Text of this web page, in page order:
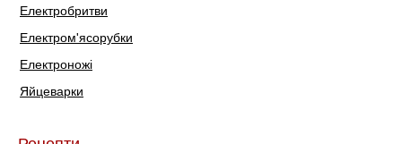
Електробритви
Електром'ясорубки
Електроножі
Яйцеварки